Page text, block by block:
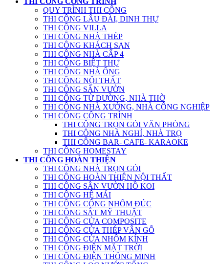
QUY TRÌNH THI CÔNG
THI CÔNG LÂU ĐÀI, DINH THỰ
THI CÔNG VILLA
THI CÔNG NHÀ THÉP
THI CÔNG KHÁCH SẠN
THI CÔNG NHÀ CẤP 4
THI CÔNG BIỆT THỰ
THI CÔNG NHÀ ỐNG
THI CÔNG NỘI THẤT
THI CÔNG SÂN VƯỜN
THI CÔNG TỪ ĐƯỜNG, NHÀ THỜ
THI CÔNG NHÀ XƯỞNG, NHÀ CÔNG NGHIỆP
THI CÔNG CÔNG TRÌNH
THI CÔNG TRỌN GÓI VĂN PHÒNG
THI CÔNG NHÀ NGHỈ, NHÀ TRỌ
THI CÔNG BAR- CAFE- KARAOKE
THI CÔNG HOMESTAY
THI CÔNG HOÀN THIỆN
THI CÔNG NHÀ TRỌN GÓI
THI CÔNG HOÀN THIỆN NỘI THẤT
THI CÔNG SÂN VƯỜN HỒ KOI
THI CÔNG HỆ MÁI
THI CÔNG CỔNG NHÔM ĐÚC
THI CÔNG SẮT MỸ THUẬT
THI CÔNG CỬA COMPOSITE
THI CÔNG CỬA THÉP VÂN GỖ
THI CÔNG CỬA NHÔM KÍNH
THI CÔNG ĐIỆN MẶT TRỜI
THI CÔNG ĐIỆN THÔNG MINH